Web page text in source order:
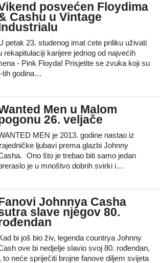
posvećen Floydima
Cashu u Vintage
petak 23. studenog imat ćete priliku uživati
rekapitulaciji karijere jednog od najvećih
- Pink Floyda! Prisjetite se zvuka koji su
tih godina…
Men u Malom
26. veljače
MEN je 2013. godine nastao iz
ljubavi prema glazbi Johnny
Ono što je trebao biti samo jedan
je u mnoštvo dobrih svirki i…
Johnnya Casha
slave njegov 80.
bi još bio živ, legenda countrya Johnny
ove bi nedjelje slavio svoj 80. rođendan,
to neće spriječiti brojne fanove diljem svijeta